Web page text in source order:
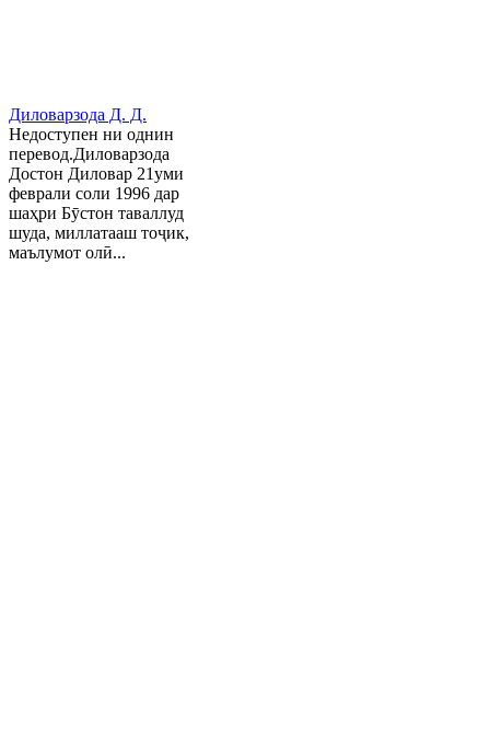
Диловарзода Д. Д.
Недоступен ни однин
перевод.Диловарзода
Достон Диловар 21уми
феврали соли 1996 дар
шаҳри Бӯстон таваллуд
шуда, миллатааш тоҷик,
маълумот олӣ...